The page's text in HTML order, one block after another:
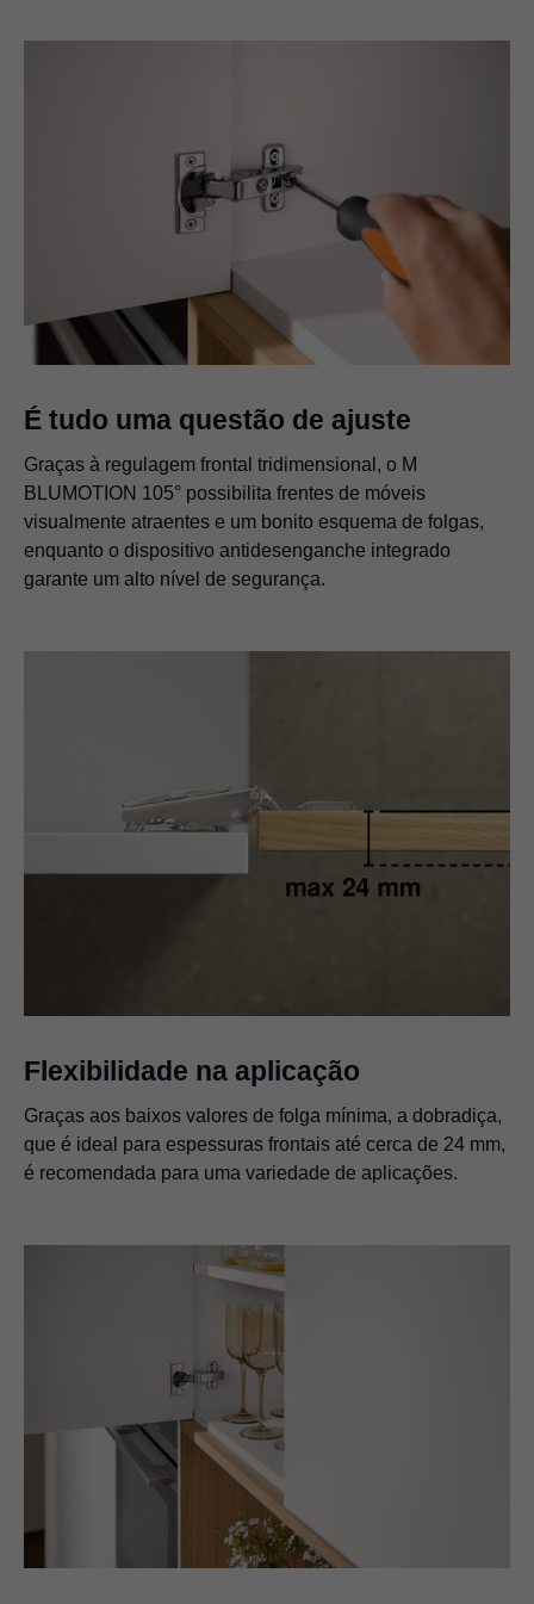
É tudo uma questão de ajuste
Graças à regulagem frontal tridimensional, o M
BLUMOTION 105° possibilita frentes de móveis
visualmente atraentes e um bonito esquema de folgas,
enquanto o dispositivo antidesenganche integrado
garante um alto nível de segurança.
Flexibilidade na aplicação
Graças aos baixos valores de folga mínima, a dobradiça,
que é ideal para espessuras frontais até cerca de 24 mm,
é recomendada para uma variedade de aplicações.